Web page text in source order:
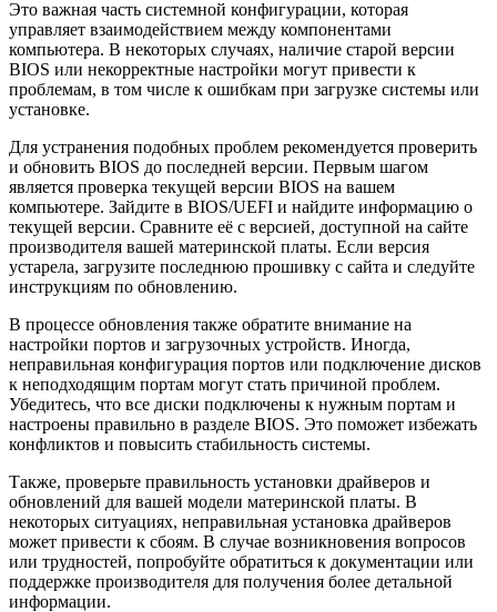
Это важная часть системной конфигурации, которая
управляет взаимодействием между компонентами
компьютера. В некоторых случаях, наличие старой версии
BIOS или некорректные настройки могут привести к
проблемам, в том числе к ошибкам при загрузке системы или
установке.
Для устранения подобных проблем рекомендуется проверить
и обновить BIOS до последней версии. Первым шагом
является проверка текущей версии BIOS на вашем
компьютере. Зайдите в BIOS/UEFI и найдите информацию о
текущей версии. Сравните её с версией, доступной на сайте
производителя вашей материнской платы. Если версия
устарела, загрузите последнюю прошивку с сайта и следуйте
инструкциям по обновлению.
В процессе обновления также обратите внимание на
настройки портов и загрузочных устройств. Иногда,
неправильная конфигурация портов или подключение дисков
к неподходящим портам могут стать причиной проблем.
Убедитесь, что все диски подключены к нужным портам и
настроены правильно в разделе BIOS. Это поможет избежать
конфликтов и повысить стабильность системы.
Также, проверьте правильность установки драйверов и
обновлений для вашей модели материнской платы. В
некоторых ситуациях, неправильная установка драйверов
может привести к сбоям. В случае возникновения вопросов
или трудностей, попробуйте обратиться к документации или
поддержке производителя для получения более детальной
информации.